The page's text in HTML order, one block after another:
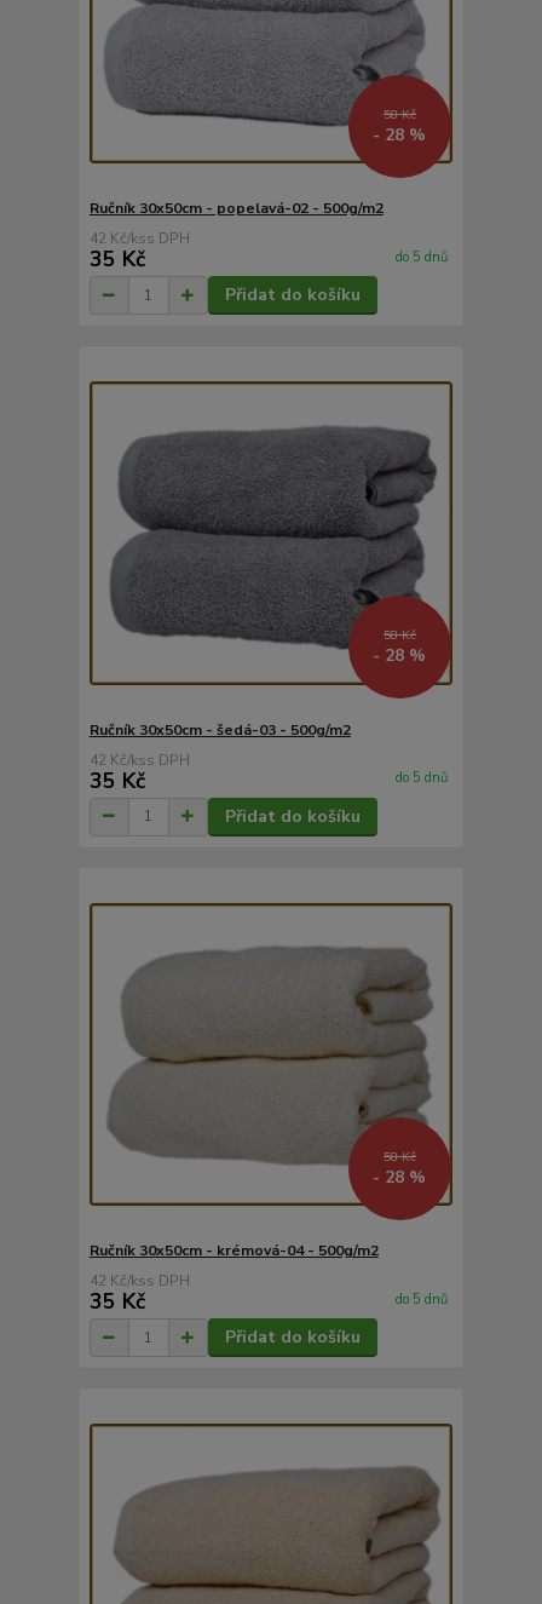
58 Kč
- 28 %
Ručník 30x50cm - popelavá-02 - 500g/m2
42 Kč/ks
35 Kč do 5 dnů
Přidat do košíku
58 Kč
- 28 %
Ručník 30x50cm - šedá-03 - 500g/m2
42 Kč/ks
35 Kč do 5 dnů
Přidat do košíku
58 Kč
- 28 %
Ručník 30x50cm - krémová-04 - 500g/m2
42 Kč/ks
35 Kč do 5 dnů
Přidat do košíku